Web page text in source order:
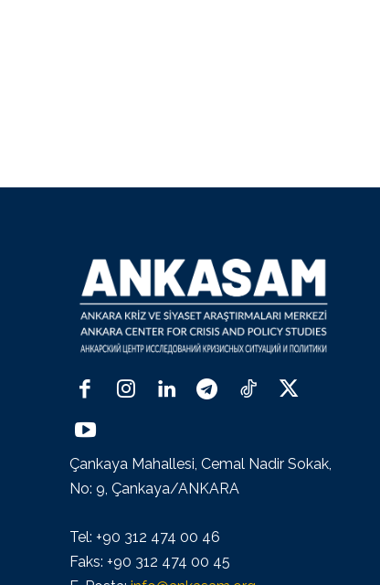
Çankaya Mahallesi, Cemal Nadir Sokak,
No: 9, Çankaya/ANKARA
Tel: +90 312 474 00 46
Faks: +90 312 474 00 45